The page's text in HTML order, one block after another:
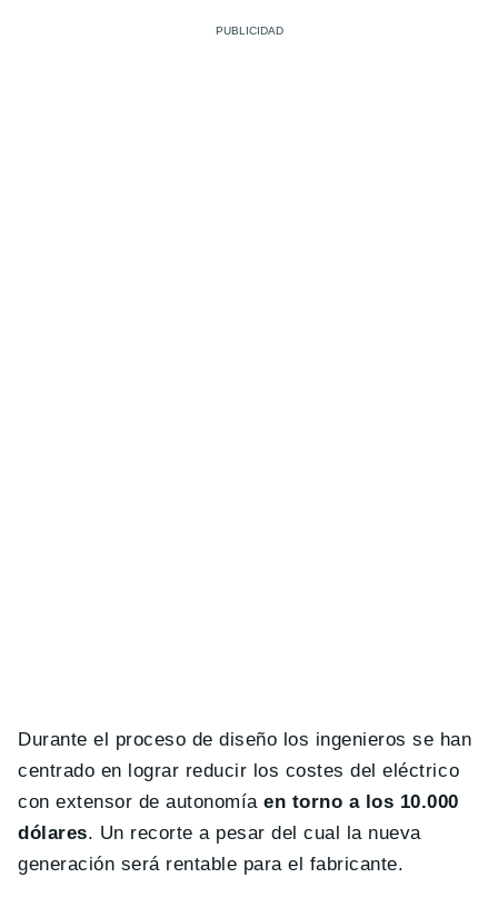
Durante el proceso de diseño los ingenieros se han
centrado en lograr reducir los costes del eléctrico
con extensor de autonomíaen torno a los 10.000
dólares. Un recorte a pesar del cual la nueva
generación será rentable para el fabricante.